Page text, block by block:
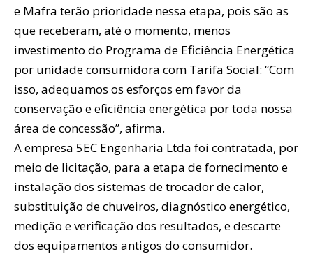
e Mafra terão prioridade nessa etapa, pois são as
que receberam, até o momento, menos
investimento do Programa de Eficiência Energética
por unidade consumidora com Tarifa Social: “Com
isso, adequamos os esforços em favor da
conservação e eficiência energética por toda nossa
área de concessão”, afirma.
A empresa 5EC Engenharia Ltda foi contratada, por
meio de licitação, para a etapa de fornecimento e
instalação dos sistemas de trocador de calor,
substituição de chuveiros, diagnóstico energético,
medição e verificação dos resultados, e descarte
dos equipamentos antigos do consumidor.